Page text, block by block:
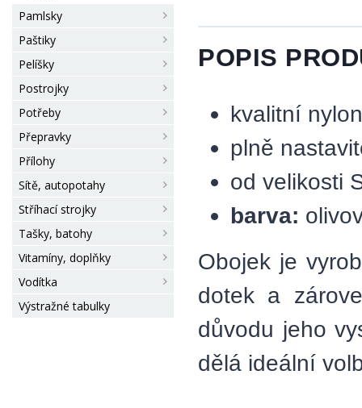
Pamlsky
Paštiky
Pelíšky
Postrojky
Potřeby
Přepravky
Přílohy
Sítě, autopotahy
Stříhací strojky
Tašky, batohy
Vitamíny, doplňky
Vodítka
Výstražné tabulky
POPIS
kvalitní
plně
od velikosti
barva:
Obojek je
dotek a
důvodu jeho
dělá ideální